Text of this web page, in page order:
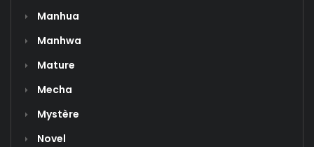
Manhua
Manhwa
Mature
Mecha
Mystère
Novel